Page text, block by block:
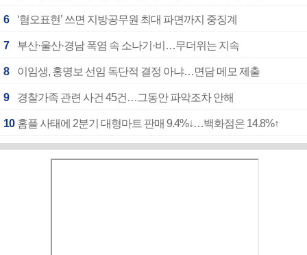
6 ‘혐오표현’ 쓰면 지방공무원 최대 파면까지 중징계
7 부산·울산·경남 폭염 속 소나기·비…무더위는 지속
8 이임생, 홍명보 선임 독단적 결정 아냐…면담 메모 제출
9 경찰가족 관련 사건 45건…그동안 파악조차 안해
10 홈플 사태에 2분기 대형마트 판매 9.4%↓…백화점은 14.8%↑